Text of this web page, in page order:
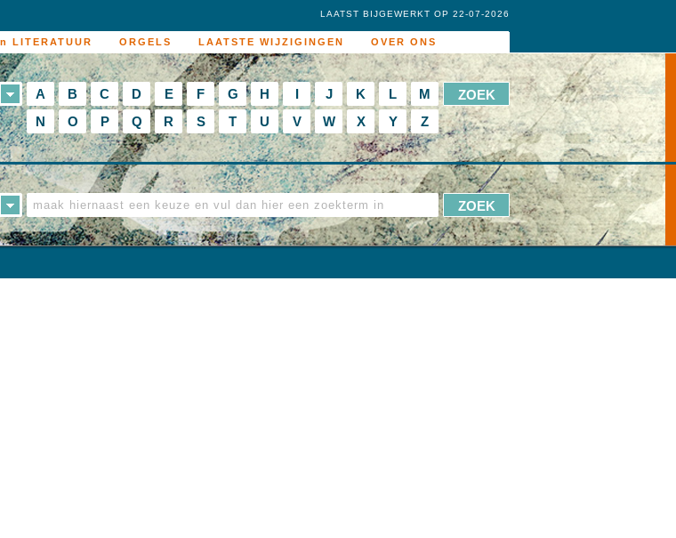
LITERATUUR ORGELS LAATSTE WIJZIGINGEN OVER ONS
LAATST BIJGEWERKT OP 22-07-2026
A B C D E F G H I J K L
M
N
O P Q R S T U V W X Y Z